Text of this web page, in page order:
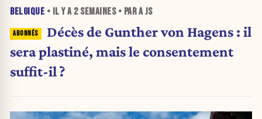
BELGIQUE • IL Y A 2 SEMAINES• PAR A JS
Décès de Gunther von Hagens : il
sera plastiné, mais le consentement
suffit-il ?